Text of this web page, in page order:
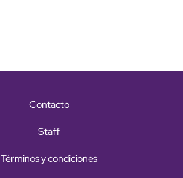
Contacto
Staff
Términos y condiciones